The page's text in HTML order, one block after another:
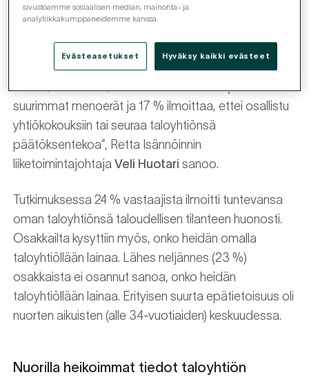
osakeyhtiöiden osakkaista kokee tuntevansa oman
neljännes (23 %) asunto-osakeyhtiöiden osakkaista
sanoo, ettei tiedä, mitkä ovat oman taloyhtiön
suurimmat menoerät ja 17 % ilmoittaa, ettei osallistu
yhtiökokouksiin tai seuraa taloyhtiönsä
päätöksentekoa”, Retta Isännöinnin
liiketoimintajohtaja Veli Huotari sanoo.
Tutkimuksessa 24 % vastaajista ilmoitti tuntevansa
oman taloyhtiönsä taloudellisen tilanteen huonosti.
Osakkailta kysyttiin myös, onko heidän omalla
taloyhtiöllään lainaa. Lähes neljännes (23 %)
osakkaista ei osannut sanoa, onko heidän
taloyhtiöllään lainaa. Erityisen suurta epätietoisuus oli
nuorten aikuisten (alle 34-vuotiaiden) keskuudessa.
Nuorilla heikoimmat tiedot taloyhtiön
sivustoamme sosiaalisen median, mainonta- ja
analytiikkakumppaneidemme kanssa.
Evästeasetukset Hyväksy kaikki evästeet